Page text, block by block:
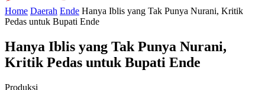
Home Daerah Ende Hanya Iblis yang Tak Punya Nurani, Kritik
Pedas untuk Bupati Ende
Hanya Iblis yang Tak Punya Nurani,
Kritik Pedas untuk Bupati Ende
Produksi